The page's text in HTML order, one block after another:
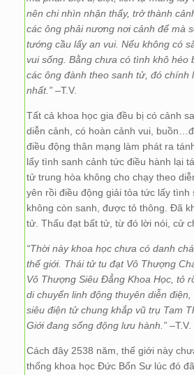
nên chi nhìn nhận thấy, trở thành
các ông phải nương nơi cảnh để mà
tướng cầu lấy an vui. Nếu không có
vui sống. Bằng chưa có tình khô héo
các ông đành theo sanh tử, đó chính
nhất.” –T.V.
Tất cả khoa học gia đều bị có cảnh
diễn cảnh, có hoàn cảnh vui,
điều động thân mạng làm phát ra
lấy tình sanh cảnh tức điều hành lại
tử trung hòa không cho chạy theo
yên rồi điều động giải tỏa tức lấy tình
không còn sanh, được tỏ thông. Đã
tử. Thấu đạt bất tử, từ đó lời nói, cử
“Thời này khoa học chưa có danh
thế giới. Thái tử tu đạt Vô Thượng
Vô Thượng Siêu Đẳng Khoa Học, tỏ
di chuyển linh động thuyên diễn
siêu điện tử chung khắp vũ trụ Tam
Giới đang sống động lưu hành.” –T.V.
Cách đây 2538 năm, thế giới này
thống khoa học Đức Bổn Sư lúc đó